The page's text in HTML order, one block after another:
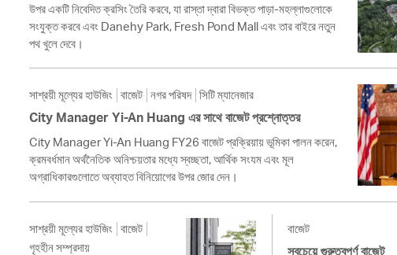
উপর একটি নিবেদিত ক্রসিং তৈরি করবে, যা রাস্তা দ্বারা বিভক্ত পাড়া-মহল্লাগুলোকে
সংযুক্ত করবে এবং Danehy Park, Fresh Pond Mall এবং তার বাইরে নতুন
পথ খুলে দেবে।
সাশ্রয়ী মূল্যের হাউজিং বাজেট নগর পরিষদ সিটি ম্যানেজার
City Manager Yi-An Huang এর সাথে বাজেট প্রশ্নোত্তর
City Manager Yi-An Huang FY26 বাজেট প্রক্রিয়ায় ভূমিকা পালন করেন,
ক্রমবর্ধমান অর্থনৈতিক অনিশ্চয়তার মধ্যে স্বচ্ছতা, আর্থিক সংযম এবং মূল
অগ্রাধিকারগুলোতে অব্যাহত বিনিয়োগের উপর জোর দেন।
সাশ্রয়ী মূল্যের হাউজিং বাজেট
গৃহহীন সম্প্রদায়
বাজেট
সবচেয়ে গুরুত্বপূর্ণ বাজেট